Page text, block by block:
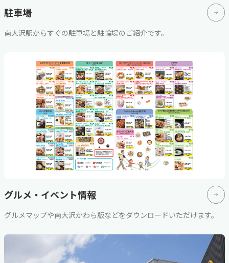
駐車場
南大沢駅からすぐの駐車場と駐輪場のご紹介です。
グルメ・イベント情報
グルメマップや南大沢かわら版などをダウンロードいただけます。